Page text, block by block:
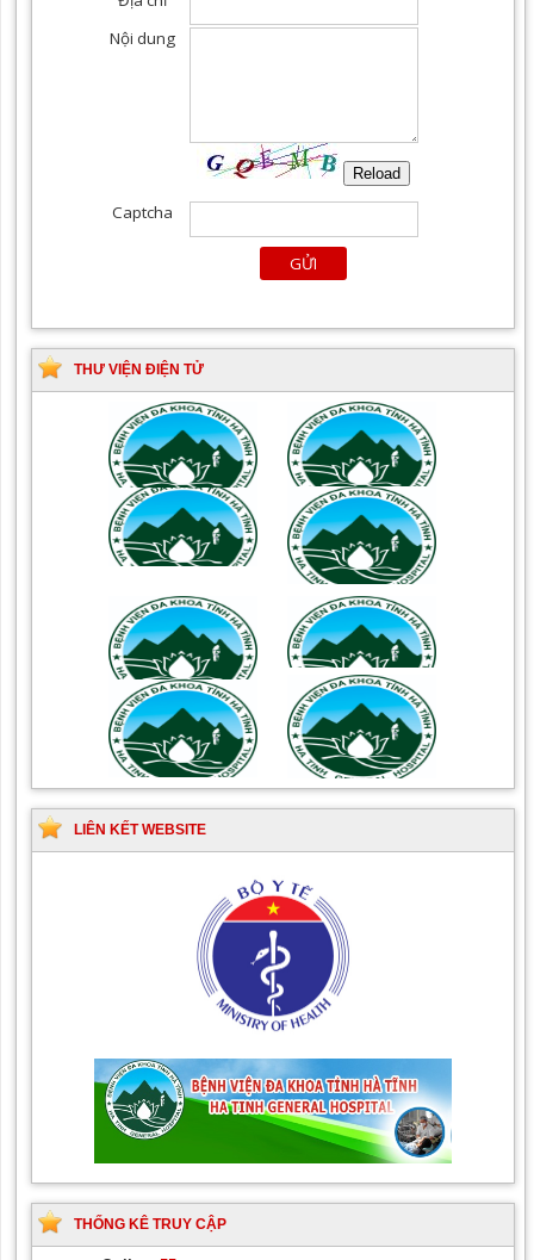
THƯ VIỆN ĐIỆN TỬ
Tài liệu Hướng dẫn
phòng ngừa nhiễm
khuẩn vết mổ
Hướng dẫn chẩn đoán và
điều trị một số bệnh
truyền nhiễm
Hướng dẫn quy trình kỹ
thuật Chuyên khoa Phẫu
thuật Tiết niệu
Hướng dẫn Quy trình kỹ
thuật Nhi khoa
LIÊN KẾT WEBSITE
THỐNG KÊ TRUY CẬP